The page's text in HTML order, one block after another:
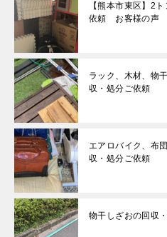
【熊本市東区】2
依頼 お客様の声
ラック、木材、物
収・処分ご依頼
エアロバイク、布
収・処分ご依頼
物干しざおの回収